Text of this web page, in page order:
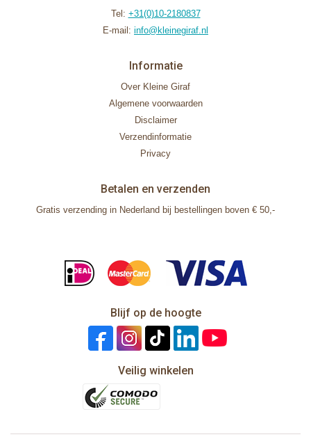
Tel: +31(0)10-2180837
E-mail: info@kleinegiraf.nl
Informatie
Over Kleine Giraf
Algemene voorwaarden
Disclaimer
Verzendinformatie
Privacy
Betalen en verzenden
Gratis verzending in Nederland bij bestellingen boven € 50,-
Blijf op de hoogte
Veilig winkelen